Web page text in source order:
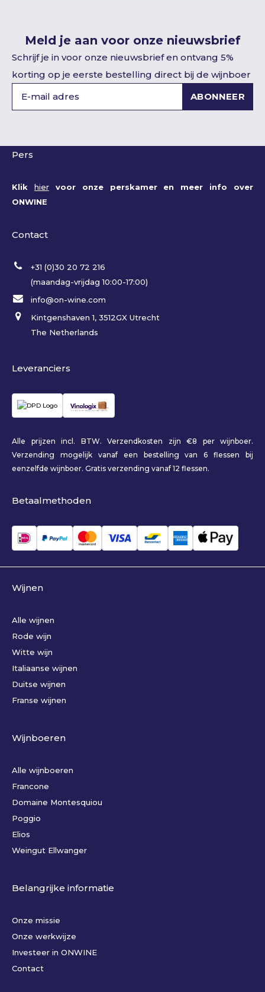
Meld je aan voor onze nieuwsbrief
Schrijf je in voor onze nieuwsbrief en ontvang 5%
korting op je eerste bestelling direct bij de wijnboer
ABONNEER
Pers
Klik hiervoor onze perskamer en meer info over
ONWINE
Contact
+31 (0)30 20 72 216
(maandag-vrijdag 10:00-17:00)
info@on-wine.com
Kintgenshaven 1, 3512GX Utrecht
The Netherlands
Leveranciers
Alle prijzen incl. BTW. Verzendkosten zijn €8 per wijnboer.
Verzending mogelijk vanaf een bestelling van 6 flessen bij
eenzelfde wijnboer. Gratis verzending vanaf 12 flessen.
Betaalmethoden
Wijnen
Alle wijnen
Rode wijn
Witte wijn
Italiaanse wijnen
Duitse wijnen
Franse wijnen
Wijnboeren
Alle wijnboeren
Francone
Domaine Montesquiou
Poggio
Elios
Weingut Ellwanger
Belangrijke informatie
Onze missie
Onze werkwijze
Investeer in ONWINE
Contact